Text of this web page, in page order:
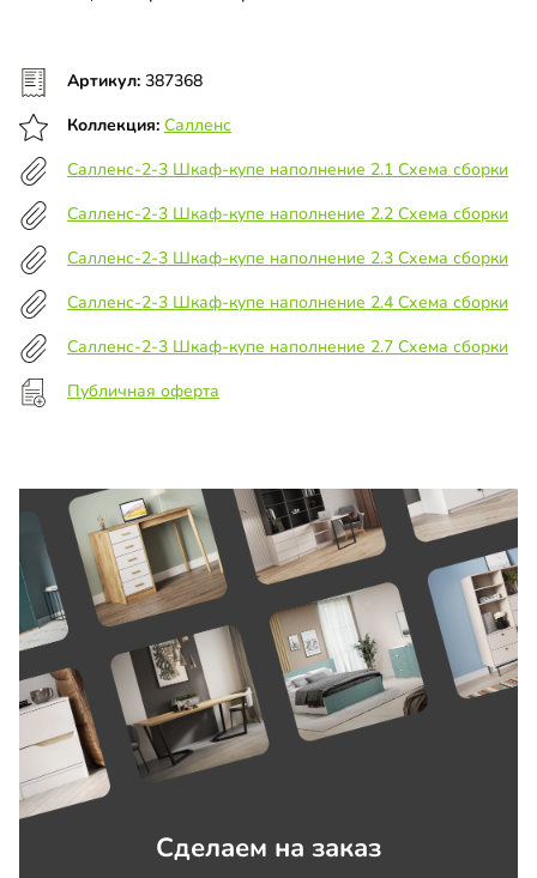
Артикул: 387368
Коллекция: Салленс
Салленс-2-3 Шкаф-купе наполнение 2.1 Схема сборки
Салленс-2-3 Шкаф-купе наполнение 2.2 Схема сборки
Салленс-2-3 Шкаф-купе наполнение 2.3 Схема сборки
Салленс-2-3 Шкаф-купе наполнение 2.4 Схема сборки
Салленс-2-3 Шкаф-купе наполнение 2.7 Схема сборки
Публичная оферта
Сделаем на заказ